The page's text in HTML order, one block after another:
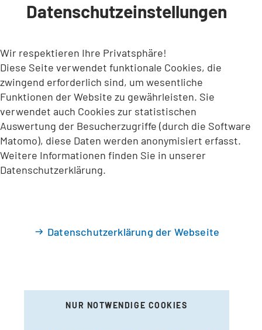
INHALT ANSPRINGEN
Datenschutzeinstellungen
Wir respektieren Ihre Privatsphäre!
Diese Seite verwendet funktionale Cookies, die
zwingend erforderlich sind, um wesentliche
Funktionen der Website zu gewährleisten. Sie
verwendet auch Cookies zur statistischen
Auswertung der Besucherzugriffe (durch die Software
Matomo), diese Daten werden anonymisiert erfasst.
Weitere Informationen finden Sie in unserer
Datenschutzerklärung.
Datenschutzerklärung der Webseite
NUR NOTWENDIGE COOKIES